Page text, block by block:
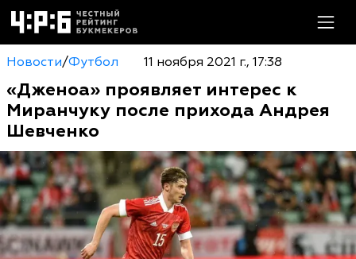
Новости/Футбол 11 ноября 2021 г., 17:38
«Дженоа» проявляет интерес к
Миранчуку после прихода Андрея
Шевченко